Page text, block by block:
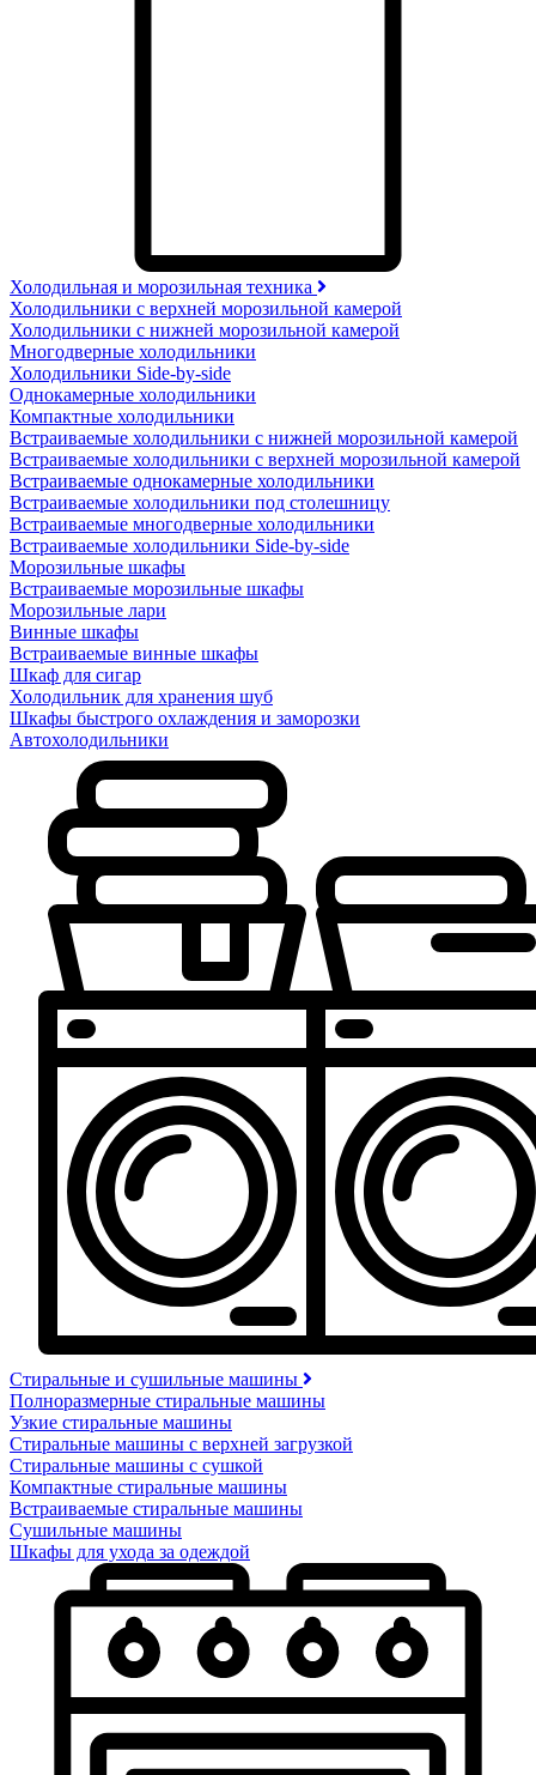
Холодильная и морозильная техника
Холодильники с верхней морозильной камерой
Холодильники с нижней морозильной камерой
Многодверные холодильники
Холодильники Side-by-side
Однокамерные холодильники
Компактные холодильники
Встраиваемые холодильники с нижней морозильной камерой
Встраиваемые холодильники с верхней морозильной камерой
Встраиваемые однокамерные холодильники
Встраиваемые холодильники под столешницу
Встраиваемые многодверные холодильники
Встраиваемые холодильники Side-by-side
Морозильные шкафы
Встраиваемые морозильные шкафы
Морозильные лари
Винные шкафы
Встраиваемые винные шкафы
Шкаф для сигар
Холодильник для хранения шуб
Шкафы быстрого охлаждения и заморозки
Автохолодильники
Стиральные и сушильные машины
Полноразмерные стиральные машины
Узкие стиральные машины
Стиральные машины с верхней загрузкой
Стиральные машины с сушкой
Компактные стиральные машины
Встраиваемые стиральные машины
Сушильные машины
Шкафы для ухода за одеждой